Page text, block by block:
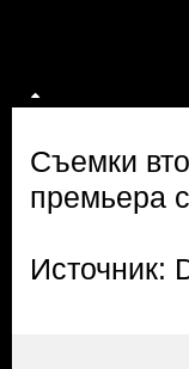
Съемки
премьера
Источник: